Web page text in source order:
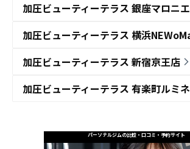
加圧ビューティーテラス 銀座マロニ
加圧ビューティーテラス 横浜
加圧ビューティーテラス 新宿京王店
加圧ビューティーテラス 有楽町ルミ
パーソナルジムの比較・口コミ・予約サイト